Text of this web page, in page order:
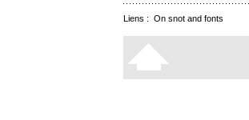
Liens : On snot and fonts